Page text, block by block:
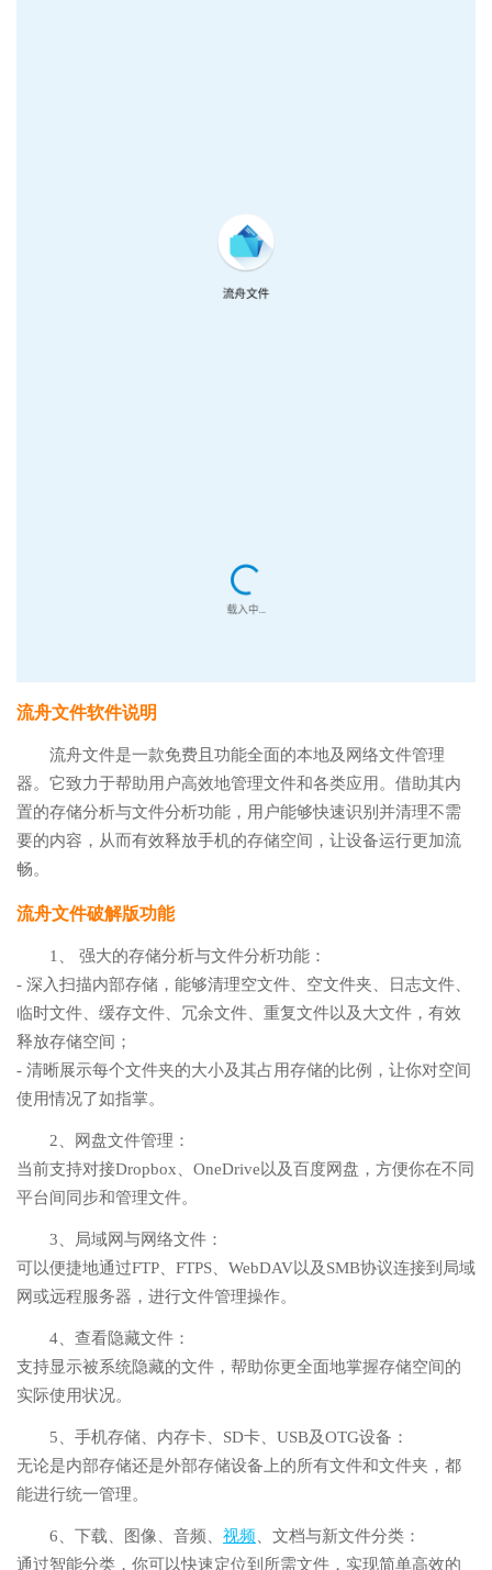
流舟文件软件说明
流舟文件是一款免费且功能全面的本地及网络文件管理
器。它致力于帮助用户高效地管理文件和各类应用。借助其内
置的存储分析与文件分析功能，用户能够快速识别并清理不需
要的内容，从而有效释放手机的存储空间，让设备运行更加流
畅。
流舟文件破解版功能
1、 强大的存储分析与文件分析功能：
- 深入扫描内部存储，能够清理空文件、空文件夹、日志文件、
临时文件、缓存文件、冗余文件、重复文件以及大文件，有效
释放存储空间；
- 清晰展示每个文件夹的大小及其占用存储的比例，让你对空间
使用情况了如指掌。
2、网盘文件管理：
当前支持对接Dropbox、OneDrive以及百度网盘，方便你在不同
平台间同步和管理文件。
3、局域网与网络文件：
可以便捷地通过FTP、FTPS、WebDAV以及SMB协议连接到局域
网或远程服务器，进行文件管理操作。
4、查看隐藏文件：
支持显示被系统隐藏的文件，帮助你更全面地掌握存储空间的
实际使用状况。
5、手机存储、内存卡、SD卡、USB及OTG设备：
无论是内部存储还是外部存储设备上的所有文件和文件夹，都
能进行统一管理。
6、下载、图像、音频、 视频 、文档与新文件分类：
通过智能分类，你可以快速定位到所需文件，实现简单高效的